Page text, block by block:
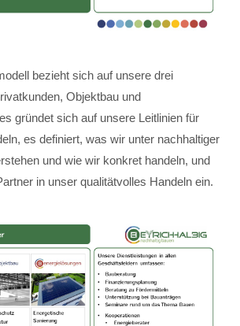
bezieht sich auf unsere drei
Objektbau und
gründet sich auf unsere Leitlinien für
es definiert, was wir unter nachhaltiger
und wie wir konkret handeln, und
in unser qualitätvolles Handeln ein.